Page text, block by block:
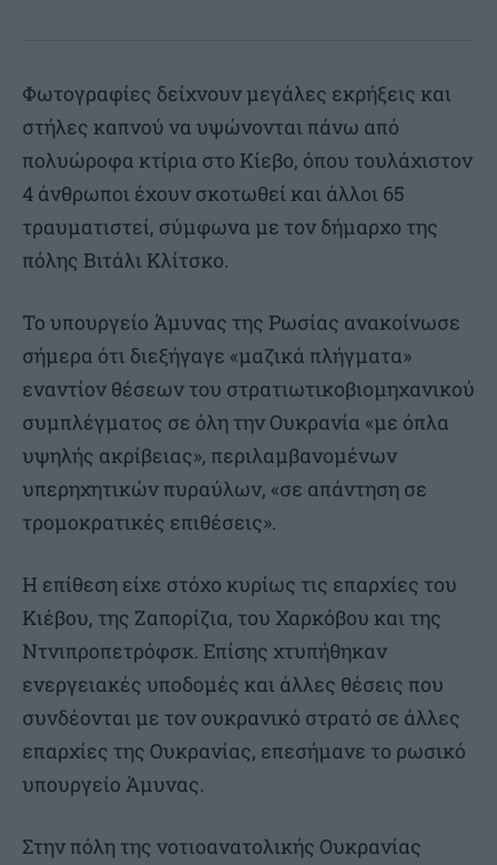
Φωτογραφίες δείχνουν μεγάλες εκρήξεις και
στήλες καπνού να υψώνονται πάνω από
πολυώροφα κτίρια στο Κίεβο, όπου τουλάχιστον
4 άνθρωποι έχουν σκοτωθεί και άλλοι 65
τραυματιστεί, σύμφωνα με τον δήμαρχο της
πόλης Βιτάλι Κλίτσκο.
Το υπουργείο Άμυνας της Ρωσίας ανακοίνωσε
σήμερα ότι διεξήγαγε «μαζικά πλήγματα»
εναντίον θέσεων του στρατιωτικοβιομηχανικού
συμπλέγματος σε όλη την Ουκρανία «με όπλα
υψηλής ακρίβειας», περιλαμβανομένων
υπερηχητικών πυραύλων, «σε απάντηση σε
τρομοκρατικές επιθέσεις».
Η επίθεση είχε στόχο κυρίως τις επαρχίες του
Κιέβου, της Ζαπορίζια, του Χαρκόβου και της
Ντνιπροπετρόφσκ. Επίσης χτυπήθηκαν
ενεργειακές υποδομές και άλλες θέσεις που
συνδέονται με τον ουκρανικό στρατό σε άλλες
επαρχίες της Ουκρανίας, επεσήμανε το ρωσικό
υπουργείο Άμυνας.
Στην πόλη της νοτιοανατολικής Ουκρανίας